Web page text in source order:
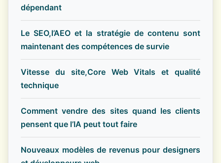
dépendant
Le SEO,l’AEO et la stratégie de contenu sont
maintenant des compétences de survie
Vitesse du site,Core Web Vitals et qualité
technique
Comment vendre des sites quand les clients
pensent que l’IA peut tout faire
Nouveaux modèles de revenus pour designers